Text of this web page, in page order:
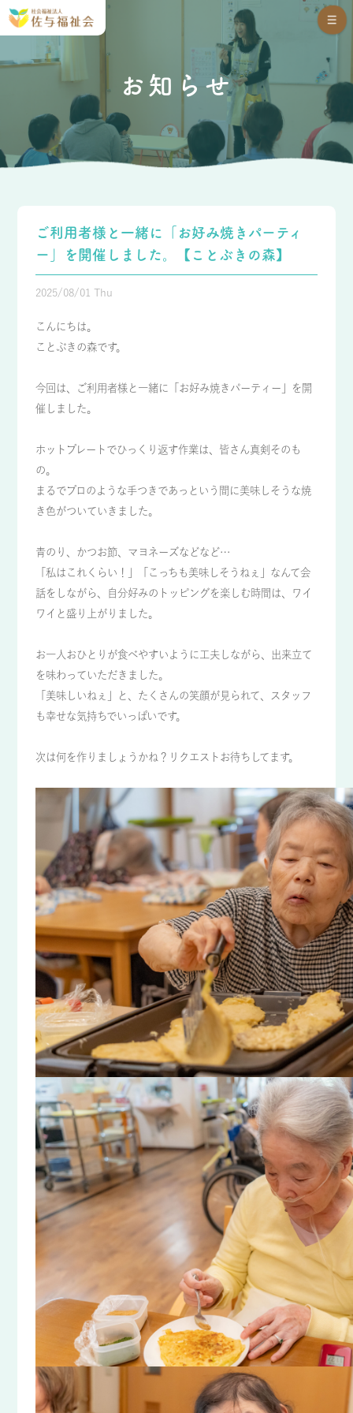
お知らせ
ご利用者様と一緒に「お好み焼きパーティ
ー」を開催しました。【ことぶきの森】
2025/08/01 Thu
こんにちは。
ことぶきの森です。
今回は、ご利用者様と一緒に「お好み焼きパーティー」を開
催しました。
ホットプレートでひっくり返す作業は、皆さん真剣そのも
の。
まるでプロのような手つきであっという間に美味しそうな焼
き色がついていきました。
青のり、かつお節、マヨネーズなどなど…
「私はこれくらい！」「こっちも美味しそうねぇ」なんて会
話をしながら、自分好みのトッピングを楽しむ時間は、ワイ
ワイと盛り上がりました。
お一人おひとりが食べやすいように工夫しながら、出来立て
を味わっていただきました。
「美味しいねぇ」と、たくさんの笑顔が見られて、スタッフ
も幸せな気持ちでいっぱいです。
次は何を作りましょうかね？リクエストお待ちしてます。